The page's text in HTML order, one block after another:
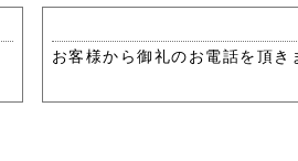
お客様から御礼のお電話を頂き